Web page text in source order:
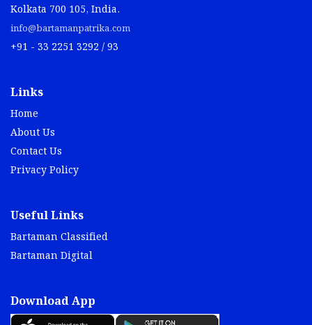
Kolkata 700 105, India.
info@bartamanpatrika.com
+91 - 33 2251 3292 / 93
Links
Home
About Us
Contact Us
Privacy Policy
Useful Links
Bartaman Classified
Bartaman Digital
Download App